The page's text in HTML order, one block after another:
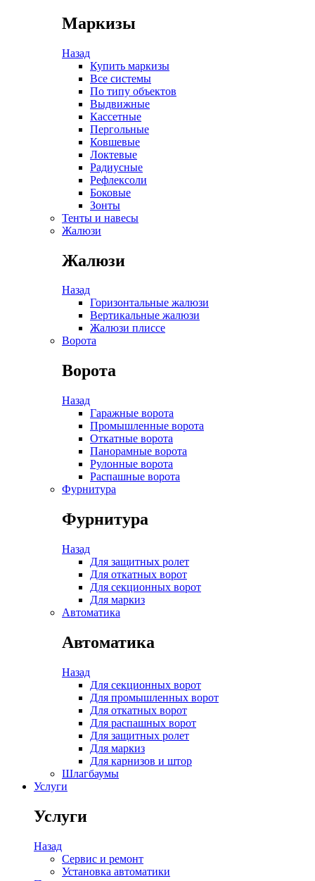
Маркизы
Назад
Купить маркизы
Все системы
По типу объектов
Выдвижные
Кассетные
Пергольные
Ковшевые
Локтевые
Радиусные
Рефлексоли
Боковые
Зонты
Тенты и навесы
Жалюзи
Жалюзи
Назад
Горизонтальные жалюзи
Вертикальные жалюзи
Жалюзи плиссе
Ворота
Ворота
Назад
Гаражные ворота
Промышленные ворота
Откатные ворота
Панорамные ворота
Рулонные ворота
Распашные ворота
Фурнитура
Фурнитура
Назад
Для защитных ролет
Для откатных ворот
Для секционных ворот
Для маркиз
Автоматика
Автоматика
Назад
Для секционных ворот
Для промышленных ворот
Для откатных ворот
Для распашных ворот
Для защитных ролет
Для маркиз
Для карнизов и штор
Шлагбаумы
Услуги
Услуги
Назад
Сервис и ремонт
Установка автоматики